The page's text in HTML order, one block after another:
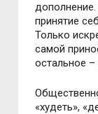
принятие
Только
самой
остальное –
«худеть»,